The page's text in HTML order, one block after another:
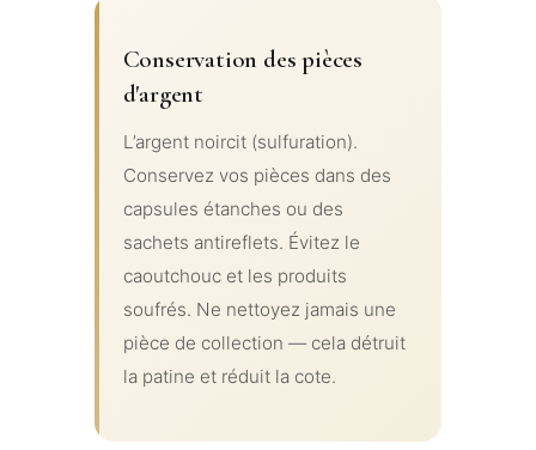
Conservation des pièces
d'argent
L’argent noircit (sulfuration).
Conservez vos pièces dans des
capsules étanches ou des
sachets antireflets. Évitez le
caoutchouc et les produits
soufrés. Ne nettoyez jamais une
pièce de collection — cela détruit
la patine et réduit la cote.